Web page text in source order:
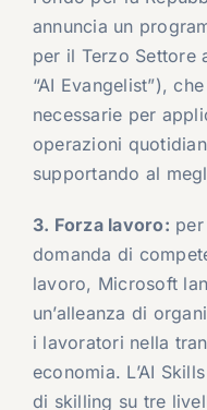
annuncia un
per il Terzo Settore
“AI Evangelist”),
necessarie per
operazioni
supportando al
3. Forza lavoro:
domanda di
lavoro, Microsoft
un’alleanza di
i lavoratori nella
economia. L’AI
di skilling su tre